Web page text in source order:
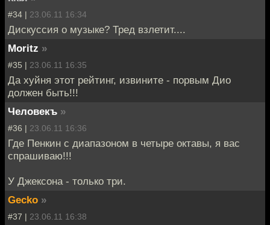
#34 | 23.06.11 16:34
Дискуссия о музыке? Тред взлетит....
Moritz »
#35 | 23.06.11 16:35
Да хуйня этот рейтинг, извините - порвым Дио
должен быть!!!
Человекъ »
#36 | 23.06.11 16:36
Где Пенкин с диапазоном в четыре октавы, я вас
спрашиваю!!!
У Джексона - только три.
Gecko »
#37 | 23.06.11 16:38